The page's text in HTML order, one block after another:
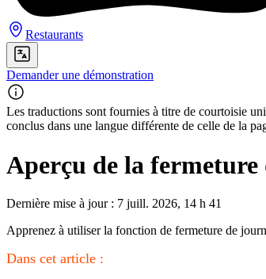
Restaurants
Demander une démonstration
Les traductions sont fournies à titre de courtoisie
conclus dans une langue différente de celle de la
Aperçu de la
Dernière mise à jour : 7 juill. 2026, 14 h 41
Apprenez à utiliser la fonction de fermeture de
Dans cet article :